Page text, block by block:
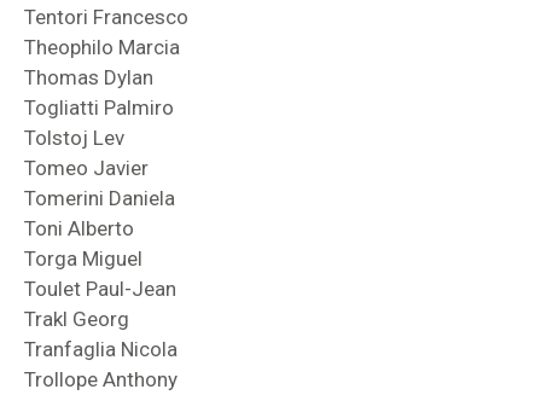
Tentori Francesco
Theophilo Marcia
Thomas Dylan
Togliatti Palmiro
Tolstoj Lev
Tomeo Javier
Tomerini Daniela
Toni Alberto
Torga Miguel
Toulet Paul-Jean
Trakl Georg
Tranfaglia Nicola
Trollope Anthony